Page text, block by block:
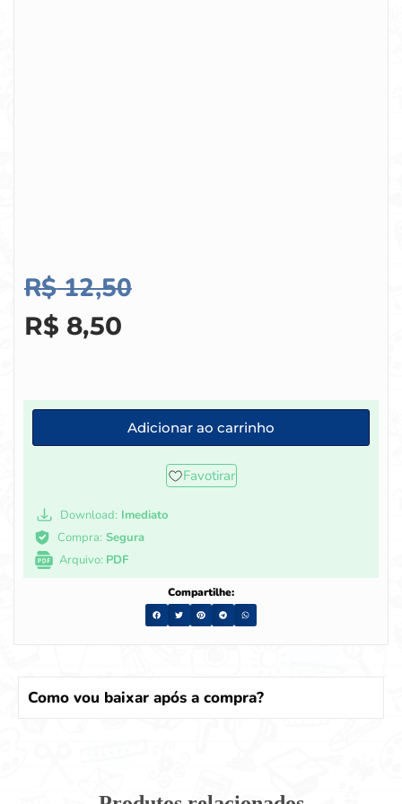
R$12,50
R$ 8,50
Adicionar ao carrinho
Favotirar
Download: Imediato
Compra: Segura
Arquivo: PDF
Compartilhe:
Como vou baixar após a compra?